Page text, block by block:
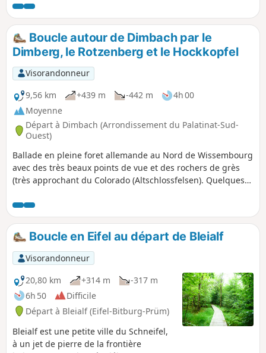
20° siècle, il est la ruée des randonneurs
venus de France les jours de beau temps.
Hormis le site lui-même, les forêts
allemandes sont habituellement très peu
fréquentées en automne.N'espérez pas voir
ne serait-ce que des ruines d'un ancien
château-fort ... il n'en subsiste plus rien mais
la vraie beauté du site est constituée par les
rochers arborant de magnifiques
couleurs.La dénomination française est
probablement issue d'un excellente
stratégie de marketing car ce site n'est
aucunement comparable aux fameux
colorados provençaux (Rustrel ou
Roussillon). On pourrait plus facilement le
à la Petite Suisse Luxembourgeoise.Le site
mérite toutefois une petite visite et même le
détour !
Boucle autour de Dimbach par le
Dimberg, le Rotzenberg et le Hockkopfel
Visorandonneur
9,56 km
+439 m -442 m
4h 00
Moyenne
Départ à Dimbach (Arrondissement du Palatinat-Sud-
Ouest)
Ballade en pleine foret allemande au Nord de Wissembourg
avec des très beaux points de vue et des rochers de grès
(très approchant du Colorado (Altschlossfelsen). Quelques
Randonnée à catégoriser entre difficulté moyenne et
difficile
Boucle en Eifel au départ de Bleialf
Visorandonneur
20,80 km
+314 m
-317 m
6h 50
Difficile
Départ à Bleialf (Eifel-Bitburg-Prüm)
Bleialf est une petite ville du Schneifel,
à un jet de pierre de la frontière